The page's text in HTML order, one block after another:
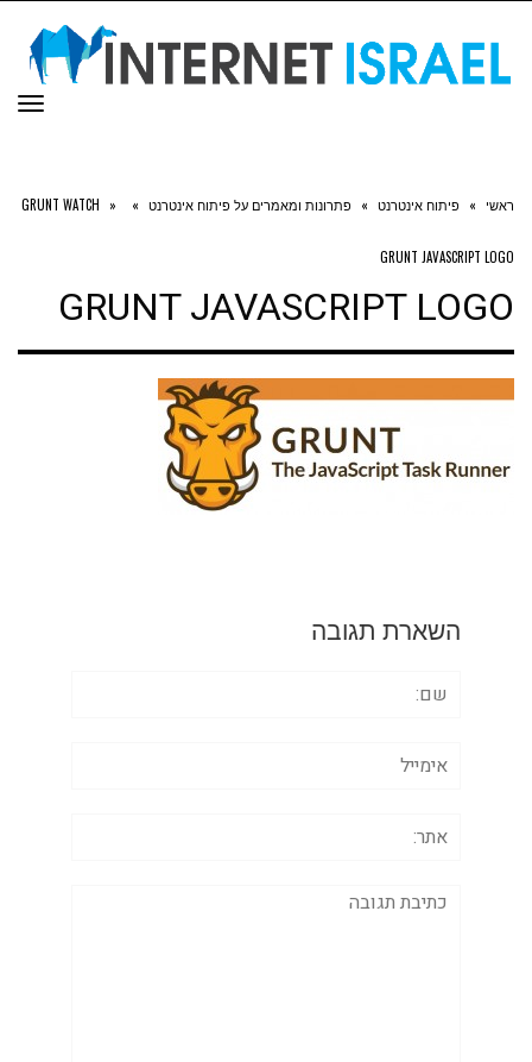
ראשי » פיתוח אינטרנט » פתרונות ומאמרים על פיתוח אינטרנט »
GRUNT WATCH »
GRUNT JAVASCRIPT LOGO
GRUNT JAVASCRIPT LOGO
השארת תגובה
תגובה